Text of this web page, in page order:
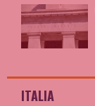
ITALIA